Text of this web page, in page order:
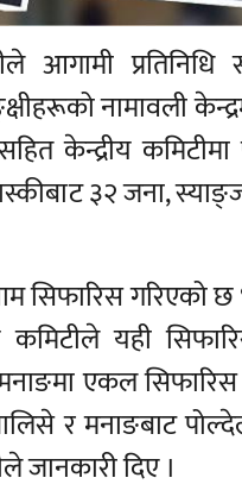
प्रतिनिधि
नामावली
केन्द्रीय
३२ जना,
सिफारिस गरिएको
यही
एकल
र मनाङबाट
दिए ।